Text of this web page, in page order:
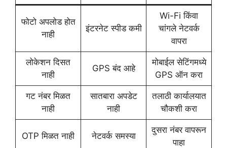
फोटो अपलोड होत
नाही
इंटरनेट स्पीड कमी
Wi-Fi किंवा
चांगले नेटवर्क
वापरा
लोकेशन दिसत
नाही
GPS बंद आहे
मोबाईल सेटिंगमध्ये
GPS ऑन करा
गट नंबर मिळत
नाही
सातबारा अपडेट
नाही
तलाठी कार्यालयात
चौकशी करा
OTP मिळत नाही नेटवर्क समस्या
दुसरा नंबर वापरून
पाहा